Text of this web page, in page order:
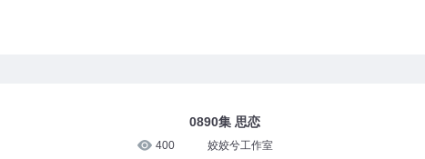
400
0890集 思恋
姣姣兮工作室